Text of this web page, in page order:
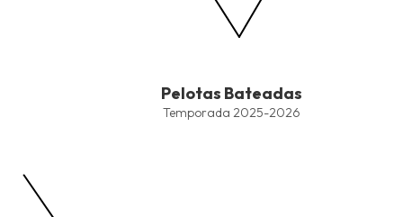
The chart has 1 X axis displaying values. Data ranges from -
The chart has 1 Y axis displaying values. Data ranges from -
Pelotas Bateadas
Temporada 2025-2026